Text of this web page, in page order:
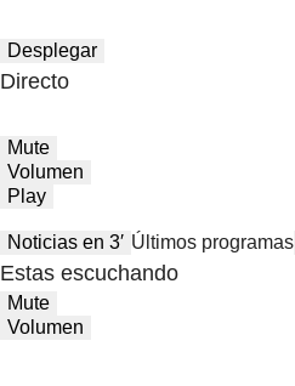
Desplegar
Directo
Mute
Volumen
Play
Noticias en 3′ Últimos programas
Estas escuchando
Mute
Volumen